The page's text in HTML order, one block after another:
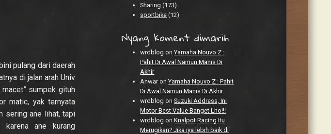
pulang dari daerah
di jalan arah Univ
sumpek gituh
matic, yak ternyata
sering ane lihat, tapi
ane kurang
Sharing (173)
sportbike (12)
Nyang koment dimarih
wrdblog onYamaha Nouvo Z :
Pahit Di Awal Namun Manis Di
Akhir
Anwar onYamaha Nouvo Z : Pahit
Di Awal Namun Manis Di Akhir
wrdblog onSuzuki Address, Ini
Motor Best Value Banget Lho!!!
wrdblog onKnalpot Racing Itu
Merugikan? Jika iya lebih baik di